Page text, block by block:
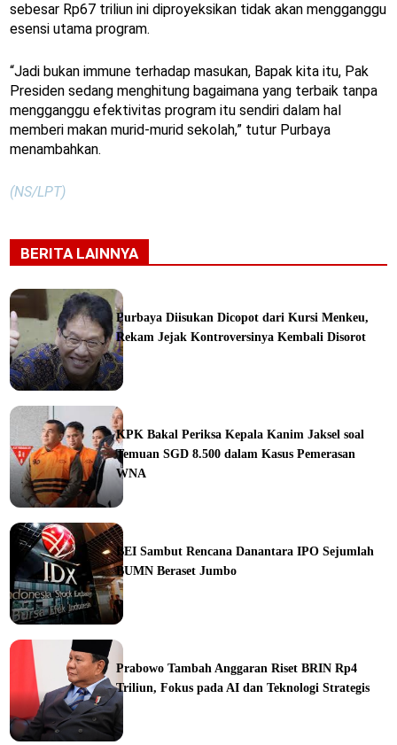
sebesar Rp67 triliun ini diproyeksikan tidak akan mengganggu
esensi utama program.
“Jadi bukan immune terhadap masukan, Bapak kita itu, Pak
Presiden sedang menghitung bagaimana yang terbaik tanpa
mengganggu efektivitas program itu sendiri dalam hal
memberi makan murid-murid sekolah,” tutur Purbaya
menambahkan.
(NS/LPT)
BERITA LAINNYA
Purbaya Diisukan Dicopot dari Kursi Menkeu,
Rekam Jejak Kontroversinya Kembali Disorot
KPK Bakal Periksa Kepala Kanim Jaksel soal
Temuan SGD 8.500 dalam Kasus Pemerasan
WNA
BEI Sambut Rencana Danantara IPO Sejumlah
BUMN Beraset Jumbo
Prabowo Tambah Anggaran Riset BRIN Rp4
Triliun, Fokus pada AI dan Teknologi Strategis